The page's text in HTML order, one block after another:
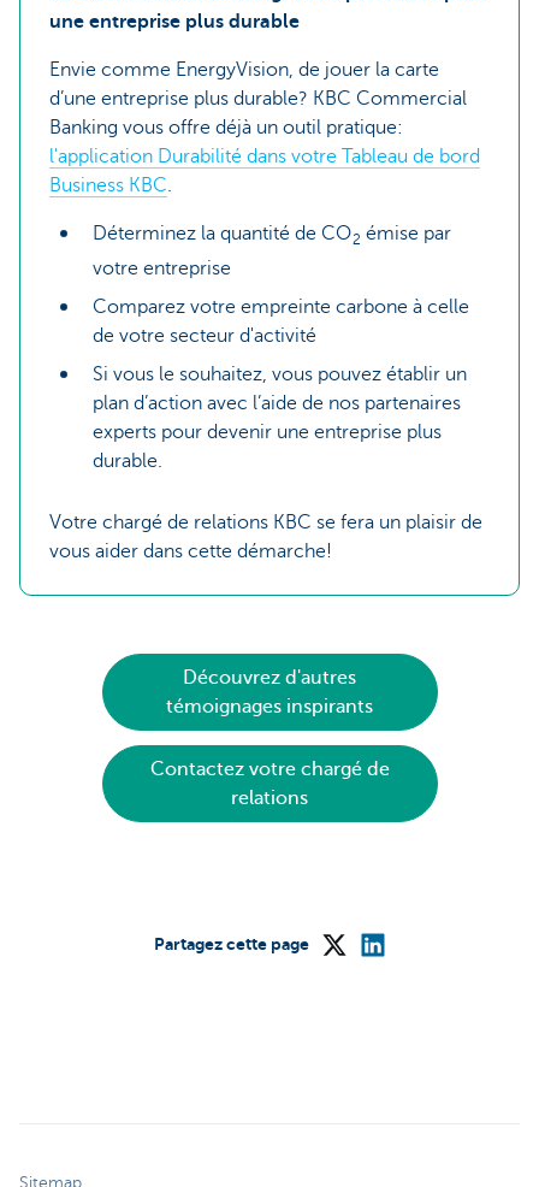
une entreprise plus durable
Envie comme EnergyVision, de jouer la carte
d’une entreprise plus durable? KBC Commercial
Banking vous offre déjà un outil pratique:
l'application Durabilité dans votre Tableau de bord
Business KBC.
Déterminez la quantité de CO2 émise par
votre entreprise
Comparez votre empreinte carbone à celle
de votre secteur d'activité
Si vous le souhaitez, vous pouvez établir un
plan d’action avec l’aide de nos partenaires
experts pour devenir une entreprise plus
durable.
Votre chargé de relations KBC se fera un plaisir de
vous aider dans cette démarche!
Découvrez d'autres
témoignages inspirants
Contactez votre chargé de
relations
Partagez cette page
Sitemap